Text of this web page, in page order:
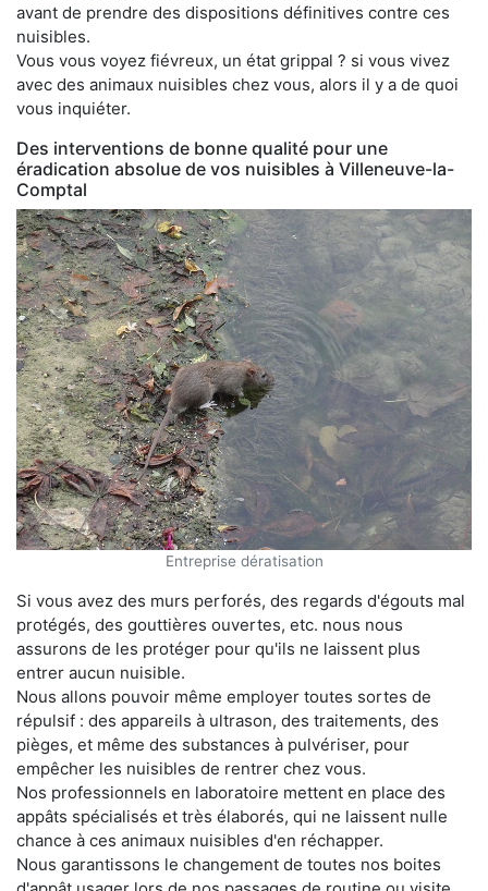
avant de prendre des dispositions définitives contre ces
nuisibles.
Vous vous voyez fiévreux, un état grippal ? si vous vivez
avec des animaux nuisibles chez vous, alors il y a de quoi
vous inquiéter.
Des interventions de bonne qualité pour une
éradication absolue de vos nuisibles à Villeneuve-la-
Comptal
Entreprise dératisation
Si vous avez des murs perforés, des regards d'égouts mal
protégés, des gouttières ouvertes, etc. nous nous
assurons de les protéger pour qu'ils ne laissent plus
entrer aucun nuisible.
Nous allons pouvoir même employer toutes sortes de
répulsif : des appareils à ultrason, des traitements, des
pièges, et même des substances à pulvériser, pour
empêcher les nuisibles de rentrer chez vous.
Nos professionnels en laboratoire mettent en place des
appâts spécialisés et très élaborés, qui ne laissent nulle
chance à ces animaux nuisibles d'en réchapper.
Nous garantissons le changement de toutes nos boites